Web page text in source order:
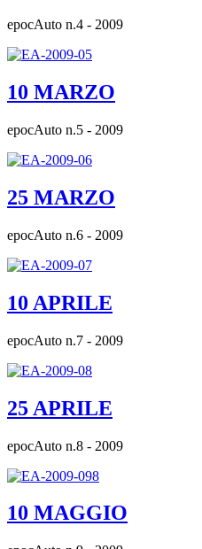
epocAuto n.4 - 2009
10 MARZO
epocAuto n.5 - 2009
25 MARZO
epocAuto n.6 - 2009
10 APRILE
epocAuto n.7 - 2009
25 APRILE
epocAuto n.8 - 2009
10 MAGGIO